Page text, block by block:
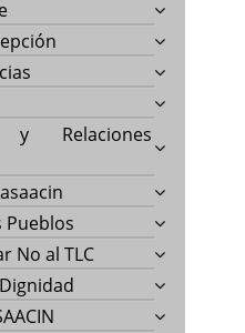
y Relaciones
Pueblos
No al TLC